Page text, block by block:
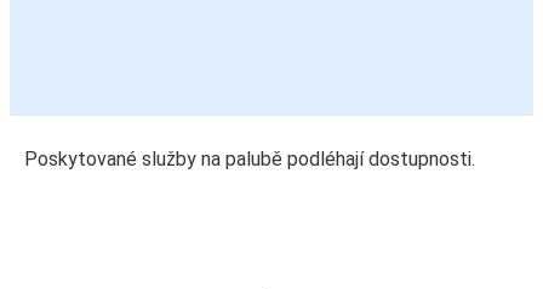
Poskytované služby na palubě podléhají dostupnosti.